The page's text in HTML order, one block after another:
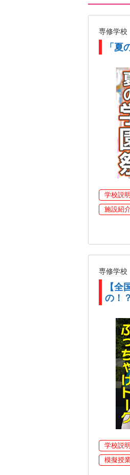
専修学校
「夏
学校説明
施設紹
専修学校
【
の！？
学校説明
模擬授